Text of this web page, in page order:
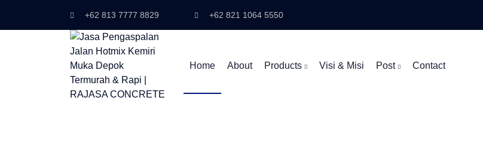
+62 813 7777 8829 +62 821 1064 5550
Home About Products Visi & Misi Post Contact